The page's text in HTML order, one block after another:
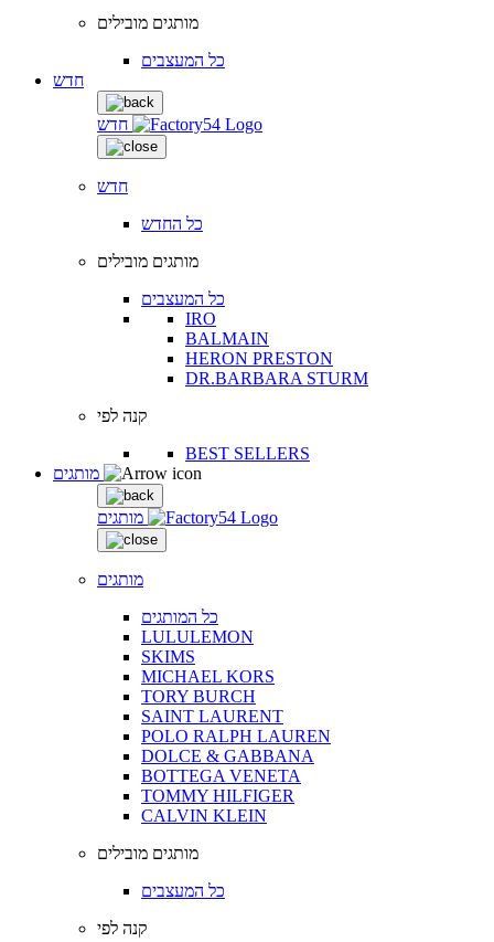
מותגים מובילים
כל המעצבים
חדש
חדש
חדש
כל החדש
מותגים מובילים
כל המעצבים
IRO
BALMAIN
HERON PRESTON
DR.BARBARA STURM
קנה לפי
BEST SELLERS
מותגים
מותגים
כל המותגים
LULULEMON
SKIMS
MICHAEL KORS
TORY BURCH
SAINT LAURENT
POLO RALPH LAUREN
DOLCE & GABBANA
BOTTEGA VENETA
TOMMY HILFIGER
CALVIN KLEIN
מותגים מובילים
כל המעצבים
קנה לפי